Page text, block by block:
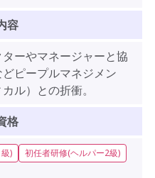
容
ーやマネージャーと協
ピープルマネジメン
ル）との折衝。
格
)
初任者研修(ヘルパー2級)